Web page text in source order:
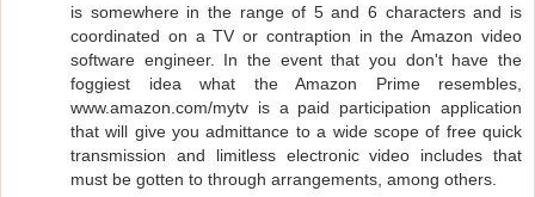
is somewhere in the range of 5 and 6 characters and is
coordinated on a TV or contraption in the Amazon video
software engineer. In the event that you don't have the
foggiest idea what the Amazon Prime resembles,
www.amazon.com/mytv is a paid participation application
that will give you admittance to a wide scope of free quick
transmission and limitless electronic video includes that
must be gotten to through arrangements, among others.